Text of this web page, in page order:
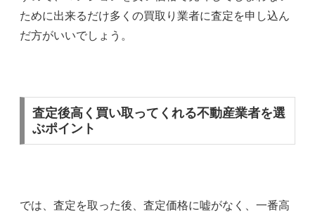
ために出来るだけ多くの買取り業者に査定を申し込ん
だ方がいいでしょう。
査定後高く買い取ってくれる不動産業者を選
ぶポイント
では、査定を取った後、査定価格に嘘がなく、一番高